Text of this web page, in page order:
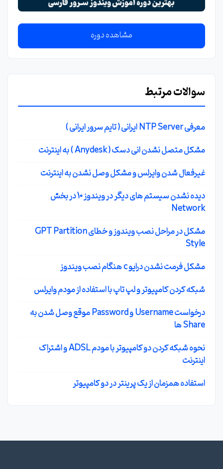
مشاهده دوره
سوالات مرتبط
معرفی NTP Server ایرانی ( تایم سرور ایرانی )
مشکل متصل نشدن انی دسک ( Anydesk ) به اینترنت
غیرفعال شدن وایرلس و مشکل وصل نشدن به اینترنت
دیده نشدن سیستم های دیگر در ویندوز 10 در بخش
Network
مشکل در مراحل نصب ویندوز و خطای GPT Partition
Style
مشکل فرمت نشدن درایو c هنگام نصب ویندوز
شبکه کردن کامپیوتر و لپ تاپ با استفاده از مودم وایرلس
درخواست Username و Password موقع وصل شدن به
Share ها
نحوه شبکه کردن دو کامپیوتر با مودم ADSL و اشتراک
اینترنت
استفاده همزمان از یک پرینتر در دو کامپیوتر